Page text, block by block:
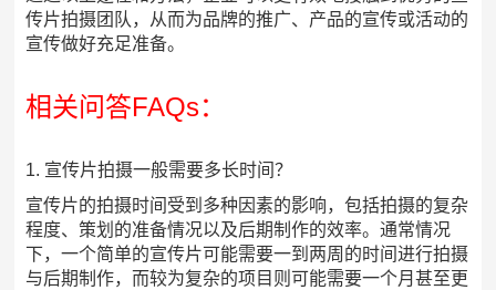
传片拍摄团队，从而为品牌的推广、产品的宣传或活动的
宣传做好充足准备。
相关问答FAQs：
1. 宣传片拍摄一般需要多长时间？
宣传片的拍摄时间受到多种因素的影响，包括拍摄的复杂
程度、策划的准备情况以及后期制作的效率。通常情况
下，一个简单的宣传片可能需要一到两周的时间进行拍摄
与后期制作，而较为复杂的项目则可能需要一个月甚至更